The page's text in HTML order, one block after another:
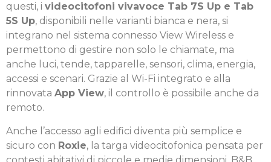
questi, i videocitofoni vivavoce Tab 7S Up e Tab
5S Up, disponibili nelle varianti bianca e nera, si
integrano nel sistema connesso View Wireless e
permettono di gestire non solo le chiamate, ma
anche luci, tende, tapparelle, sensori, clima, energia,
accessi e scenari. Grazie al Wi-Fi integrato e alla
rinnovata App View, il controllo è possibile anche da
remoto.
Anche l’accesso agli edifici diventa più semplice e
sicuro con Roxie, la targa videocitofonica pensata per
contesti abitativi di piccole e medie dimensioni, B&B,